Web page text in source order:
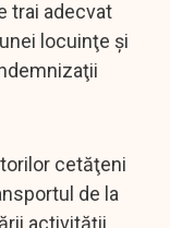
trai adecvat
locuinţe şi
cetăţeni
de la
activităţii,